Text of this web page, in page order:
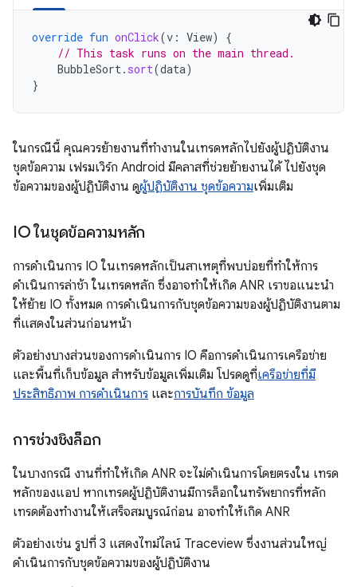
override fun onClick(v : View)
{
// This task runs on the main thread.
BubbleSort . sort(data)
}
ในกรณีนี้ คุณควรย้ายงานที่ทำงานในเทรดหลักไปยังผู้ปฏิบัติงาน
ชุดข้อความ เฟรมเวิร์ก Android มีคลาสที่ช่วยย้ายงานได้ ไปยังชุด
ข้อความของผู้ปฏิบัติงาน ดูผู้ปฏิบัติงาน ชุดข้อความเพิ่มเติม
IO ในชุดข้อความหลัก
การดำเนินการ IO ในเทรดหลักเป็นสาเหตุที่พบบ่อยที่ทำให้การ
ดำเนินการล่าช้า ในเทรดหลัก ซึ่งอาจทำให้เกิด ANR เราขอแนะนำ
ให้ย้าย IO ทั้งหมด การดำเนินการกับชุดข้อความของผู้ปฏิบัติงานตาม
ที่แสดงในส่วนก่อนหน้า
ตัวอย่างบางส่วนของการดำเนินการ IO คือการดำเนินการเครือข่าย
และพื้นที่เก็บข้อมูล สำหรับข้อมูลเพิ่มเติม โปรดดูที่เครือข่ายที่มี
ประสิทธิภาพ การดำเนินการ และการบันทึก ข้อมูล
การช่วงชิงล็อก
ในบางกรณี งานที่ทำให้เกิด ANR จะไม่ดำเนินการโดยตรงใน เทรด
หลักของแอป หากเทรดผู้ปฏิบัติงานมีการล็อกในทรัพยากรที่หลัก
เทรดต้องทำงานให้เสร็จสมบูรณ์ก่อน อาจทำให้เกิด ANR
ตัวอย่างเช่น รูปที่ 3 แสดงไทม์ไลน์ Traceview ซึ่งงานส่วนใหญ่
ดำเนินการกับชุดข้อความของผู้ปฏิบัติงาน